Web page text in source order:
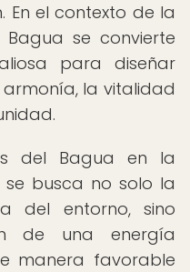
En el contexto de la
se convierte
para diseñar
la vitalidad
del Bagua en la
busca no solo la
del entorno, sino
de una energía
manera favorable